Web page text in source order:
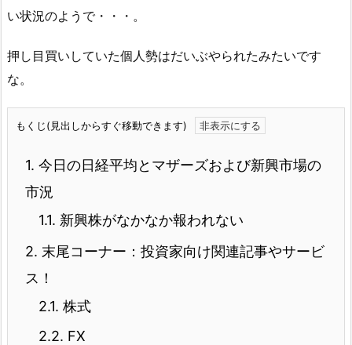
い状況のようで・・・。
押し目買いしていた個人勢はだいぶやられたみたいです
な。
もくじ(見出しからすぐ移動できます)
1. 今日の日経平均とマザーズおよび新興市場の
市況
1.1. 新興株がなかなか報われない
2. 末尾コーナー：投資家向け関連記事やサービ
ス！
2.1. 株式
2.2. FX